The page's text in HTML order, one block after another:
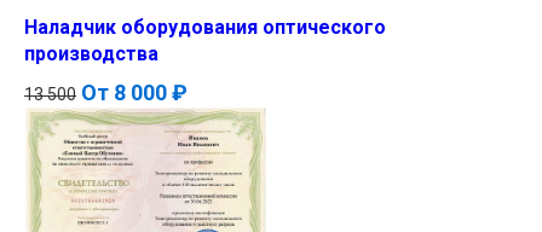
Наладчик оборудования оптического
производства
13 500 От 8 000 ₽